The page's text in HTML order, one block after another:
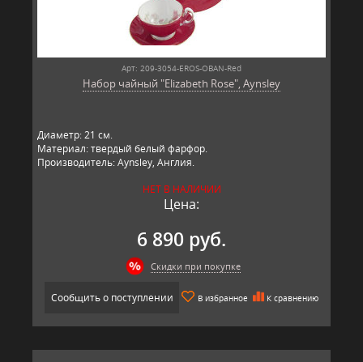
Арт: 209-3054-EROS-OBAN-Red
Набор чайный "Elizabeth Rose", Aynsley
Диаметр: 21 см.
Материал: твердый белый фарфор.
Производитель: Aynsley, Англия.
НЕТ В НАЛИЧИИ
Цена:
6 890 руб.
Скидки при покупке
Сообщить о поступлении В избранное К сравнению